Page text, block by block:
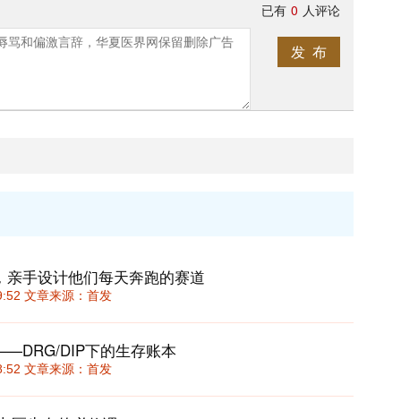
已有 0 人评论
发 布
亲手设计他们每天奔跑的赛道
文章来源：首发
DIP下的生存账本
文章来源：首发